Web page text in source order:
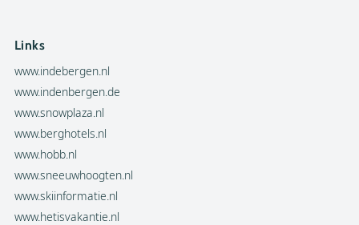
Links
www.indebergen.nl
www.indenbergen.de
www.snowplaza.nl
www.berghotels.nl
www.hobb.nl
www.sneeuwhoogten.nl
www.skiinformatie.nl
www.hetisvakantie.nl